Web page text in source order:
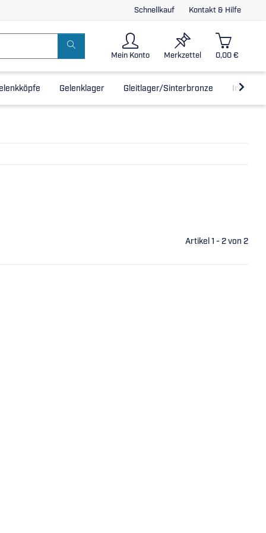
Schnellkauf Kontakt & Hilfe
Mein Konto Merkzettel 0,00 €
Gelenklager Gleitlager/Sinterbronze Inline-
Artikel 1 - 2 von 2